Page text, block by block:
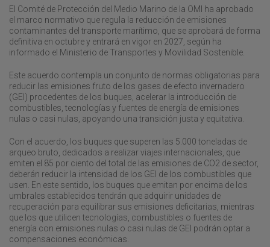
El Comité de Protección del Medio Marino de la OMI ha aprobado
el marco normativo que regula la reducción de emisiones
contaminantes del transporte marítimo, que se aprobará de forma
definitiva en octubre y entrará en vigor en 2027, según ha
informado el Ministerio de Transportes y Movilidad Sostenible.
Este acuerdo contempla un conjunto de normas obligatorias para
reducir las emisiones fruto de los gases de efecto invernadero
(GEI) procedentes de los buques, acelerar la introducción de
combustibles, tecnologías y fuentes de energía de emisiones
nulas o casi nulas, apoyando una transición justa y equitativa.
Con el acuerdo, los buques que superen las 5.000 toneladas de
arqueo bruto, dedicados a realizar viajes internacionales, que
emiten el 85 por ciento del total de las emisiones de CO2 de sector,
deberán reducir la intensidad de los GEI de los combustibles que
usen. En este sentido, los buques que emitan por encima de los
umbrales establecidos tendrán que adquirir unidades de
recuperación para equilibrar sus emisiones deficitarias, mientras
que los que utilicen tecnologías, combustibles o fuentes de
energía con emisiones nulas o casi nulas de GEI podrán optar a
compensaciones económicas.